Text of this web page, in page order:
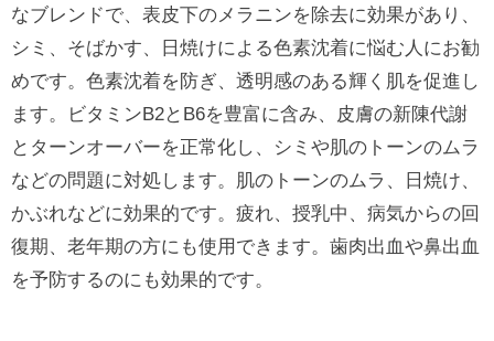
なブレンドで、表皮下のメラニンを除去に効果があり、
シミ、そばかす、日焼けによる色素沈着に悩む人にお勧
めです。色素沈着を防ぎ、透明感のある輝く肌を促進し
ます。ビタミンB2とB6を豊富に含み、皮膚の新陳代謝
とターンオーバーを正常化し、シミや肌のトーンのムラ
などの問題に対処します。肌のトーンのムラ、日焼け、
かぶれなどに効果的です。疲れ、授乳中、病気からの回
復期、老年期の方にも使用できます。歯肉出血や鼻出血
を予防するのにも効果的です。